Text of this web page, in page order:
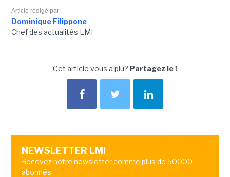
Article rédigé par
Dominique Filippone
Chef des actualités LMI
Cet article vous a plu? Partagez le !
NEWSLETTER LMI
Recevez notre newsletter comme plus de 50000
abonnés